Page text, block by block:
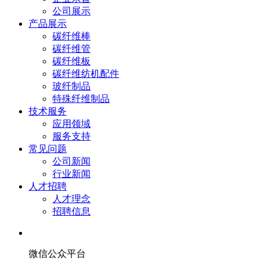
公司展示
产品展示
碳纤维棒
碳纤维管
碳纤维板
碳纤维纺机配件
玻纤制品
特殊纤维制品
技术服务
应用领域
服务支持
常见问题
公司新闻
行业新闻
人才招聘
人才理念
招聘信息
微信公众平台